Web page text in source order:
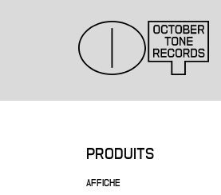
PRODUITS
AFFICHE